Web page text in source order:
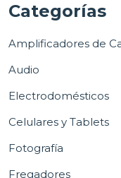
Categorías
Amplificadores de
Audio
Electrodomésticos
Celulares y Tablets
Fotografía
Fregadores